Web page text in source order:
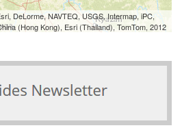
DeLorme, NAVTEQ, USGS, Intermap, iPC,
(Hong Kong), Esri (Thailand), TomTom, 2012